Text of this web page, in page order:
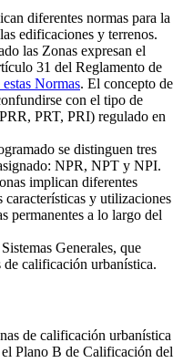
diferentes normas para la
edificaciones y terrenos.
las Zonas expresan el
31 del Reglamento de
Normas. El concepto de
con el tipo de
PRT, PRI) regulado en
se distinguen tres
NPR, NPT y NPI.
implican diferentes
características y utilizaciones
permanentes a lo largo del
Generales, que
calificación urbanística.
de calificación urbanística
Plano B de Calificación del